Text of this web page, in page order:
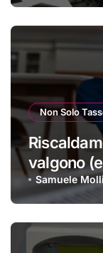
Non Solo
valgono
tanti
passare
Samuele